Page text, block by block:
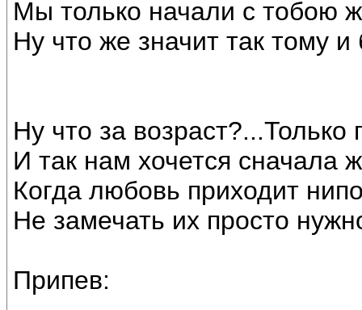
Мы только начали с тобою
Ну что же значит так тому и
Ну что за возраст?...Только
И так нам хочется сначала
Когда любовь приходит
Не замечать их просто
Припев: